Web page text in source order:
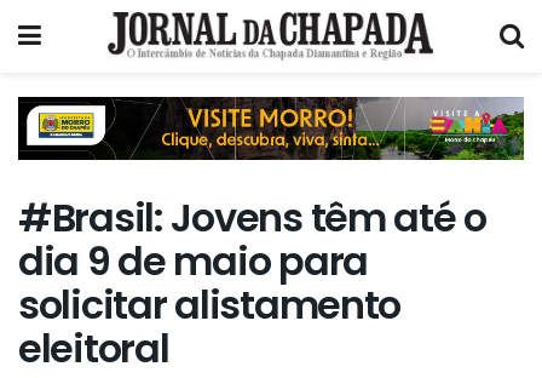
#Brasil: Jovens têm até o
dia 9 de maio para
solicitar alistamento
eleitoral